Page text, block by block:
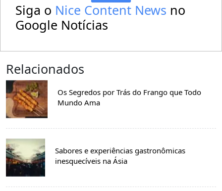
Siga o Nice Content News no
Google Notícias
Relacionados
Os Segredos por Trás do Frango que Todo
Mundo Ama
Sabores e experiências gastronômicas
inesquecíveis na Ásia